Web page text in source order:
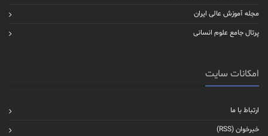
مجله آموزش عالی ایران
پرتال جامع علوم انسانی
امکانات سایت
ارتباط با ما
خبرخوان (RSS)